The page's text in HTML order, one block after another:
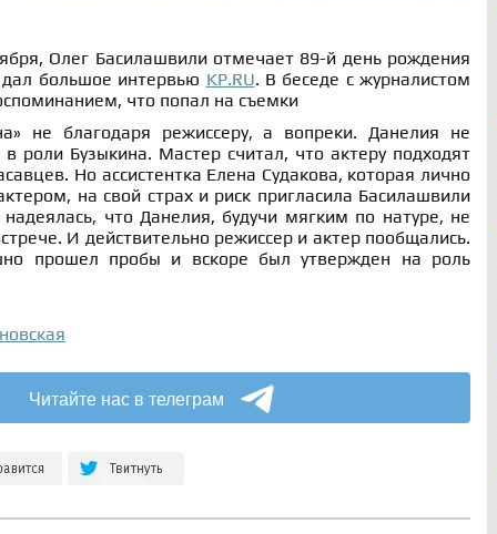
Олег Басилашвили отмечает 89-й день рождения
большое интервью KP.RU. В беседе с журналистом
что попал на съемки
не благодаря режиссеру, а вопреки. Данелия не
роли Бузыкина. Мастер считал, что актеру подходят
Но ассистентка Елена Судакова, которая лично
на свой страх и риск пригласила Басилашвили
что Данелия, будучи мягким по натуре, не
И действительно режиссер и актер пообщались.
прошел пробы и вскоре был утвержден на роль
Читайте нас в телеграм